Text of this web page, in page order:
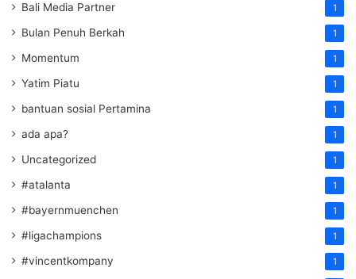
Bali Media Partner 1
Bulan Penuh Berkah 1
Momentum 1
Yatim Piatu 1
bantuan sosial Pertamina 1
ada apa? 1
Uncategorized 1
#atalanta 1
#bayernmuenchen 1
#ligachampions 1
#vincentkompany 1